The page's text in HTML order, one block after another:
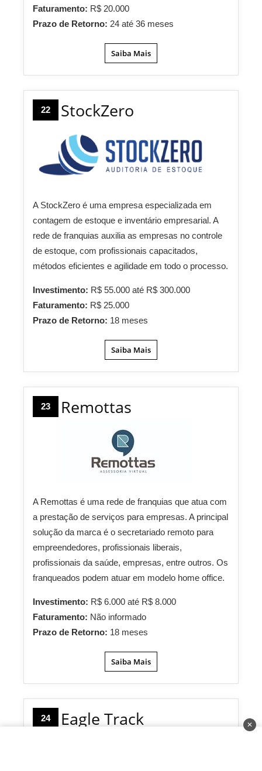
Faturamento: R$ 20.000
Prazo de Retorno: 24 até 36 meses
Saiba Mais
22 StockZero
A StockZero é uma empresa especializada em
contagem de estoque e inventário empresarial. A
rede de franquias auxilia as empresas no controle
de estoque, com profissionais capacitados,
métodos eficientes e agilidade em todo o processo.
Investimento: R$ 55.000 até R$ 300.000
Faturamento: R$ 25.000
Prazo de Retorno: 18 meses
Saiba Mais
23 Remottas
A Remottas é uma rede de franquias que atua com
a prestação de serviços para empresas. A principal
solução da marca é o secretariado remoto para
empreendedores, profissionais liberais,
profissionais da saúde, empresas, entre outros. Os
franqueados podem atuar em modelo home office.
Investimento: R$ 6.000 até R$ 8.000
Faturamento: Não informado
Prazo de Retorno: 18 meses
Saiba Mais
24 Eagle Track ✕